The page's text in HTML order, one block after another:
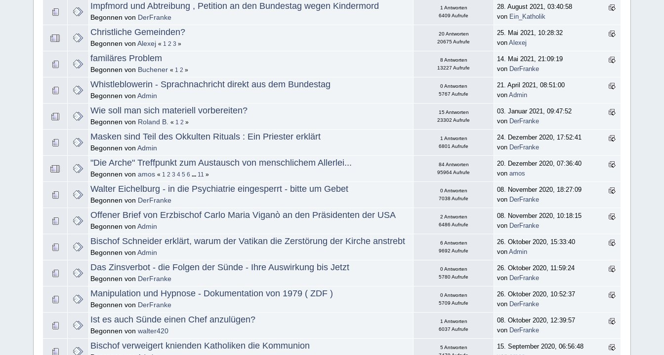
Impfmord und Abtreibung , Petition an den Bundestag wegen Kindermord
Begonnen von DerFranke
1 Antworten
6409 Aufrufe
28. August 2021, 03:40:58
von Ein_Katholik
Christliche Gemeinden?
Begonnen vonAlexej « 1 2 3 »
20 Antworten
20675 Aufrufe
25. Mai 2021, 10:28:32
vonAlexej
familäres Problem
Begonnen von Buchener « 1 2 »
8 Antworten
13227 Aufrufe
14. Mai 2021, 21:09:19
von DerFranke
Whistleblowerin - Sprachnachricht direkt aus dem Bundestag
Begonnen vonAdmin
0 Antworten
5767 Aufrufe
21. April 2021, 08:51:00
vonAdmin
Wie soll man sich materiell vorbereiten?
Begonnen von Roland B. « 1 2 »
15 Antworten
23302 Aufrufe
03. Januar 2021, 09:47:52
von DerFranke
Masken sind Teil des Okkulten Rituals : Ein Priester erklärt
Begonnen vonAdmin
1 Antworten
6801 Aufrufe
24. Dezember 2020, 17:52:41
von DerFranke
"Die Arche" Treffpunkt zum Austausch von menschlichem Allerlei...
Begonnen vonamos « 1 2 3 4 5 6 ... 11 »
84 Antworten
95964 Aufrufe
20. Dezember 2020, 07:36:40
vonamos
Walter Eichelburg - in die Psychiatrie eingesperrt - bitte um Gebet
Begonnen von DerFranke
0 Antworten
7038 Aufrufe
08. November 2020, 18:27:09
von DerFranke
Offener Brief von Erzbischof Carlo Maria Viganò an den Präsidenten der USA
Begonnen vonAdmin
2 Antworten
6486 Aufrufe
08. November 2020, 10:18:15
von DerFranke
Bischof Schneider erklärt, warum der Vatikan die Zerstörung der Kirche anstrebt
Begonnen vonAdmin
6 Antworten
9692 Aufrufe
26. Oktober 2020, 15:33:40
vonAdmin
Das Zinsverbot - die Folgen der Sünde - Ihre Auswirkung bis Jetzt
Begonnen von DerFranke
0 Antworten
5780 Aufrufe
26. Oktober 2020, 11:59:24
von DerFranke
Manipulation und Hypnose - Dokumentation von 1979 ( ZDF )
Begonnen von DerFranke
0 Antworten
5709 Aufrufe
26. Oktober 2020, 10:52:37
von DerFranke
Ist es auch Sünde einen Chef anzulügen?
Begonnen vonwalter420
1 Antworten
6037 Aufrufe
08. Oktober 2020, 12:39:57
von DerFranke
Bischof verweigert knienden Katholiken die Kommunion
5 Antworten
15. September 2020, 06:56:48